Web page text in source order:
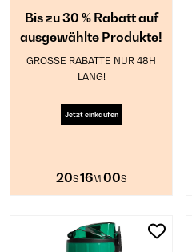
Bis zu 30 % Rabatt auf
ausgewählte Produkte!
GROSSE RABATTE NUR 48H
LANG!
Jetzt einkaufen
20S 15M 59S